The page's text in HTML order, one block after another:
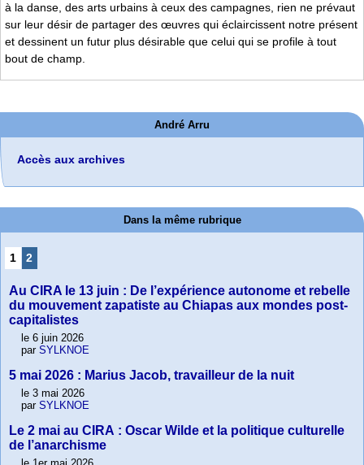
à la danse, des arts urbains à ceux des campagnes, rien ne prévaut
sur leur désir de partager des œuvres qui éclaircissent notre présent
et dessinent un futur plus désirable que celui qui se profile à tout
bout de champ.
André Arru
Accès aux archives
Dans la même rubrique
1 2
Au CIRA le 13 juin : De l’expérience autonome et rebelle
du mouvement zapatiste au Chiapas aux mondes post-
capitalistes
le 6 juin 2026
par SYLKNOE
5 mai 2026 : Marius Jacob, travailleur de la nuit
le 3 mai 2026
par SYLKNOE
Le 2 mai au CIRA : Oscar Wilde et la politique culturelle
de l’anarchisme